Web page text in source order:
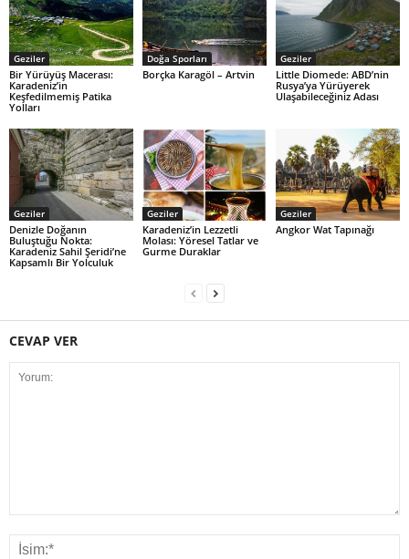
Geziler
Bir Yürüyüş Macerası:
Karadeniz’in
Keşfedilmemiş Patika
Yolları
Doğa Sporları
Borçka Karagöl – Artvin
Geziler
Little Diomede: ABD’nin
Rusya’ya Yürüyerek
Ulaşabileceğiniz Adası
Geziler
Denizle Doğanın
Buluştuğu Nokta:
Karadeniz Sahil Şeridi’ne
Kapsamlı Bir Yolculuk
Geziler
Karadeniz’in Lezzetli
Molası: Yöresel Tatlar ve
Gurme Duraklar
Geziler
Angkor Wat Tapınağı
CEVAP VER